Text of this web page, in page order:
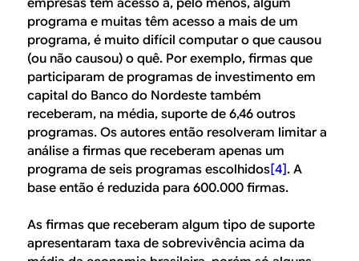
programa e muitas têm acesso a mais de um
programa, é muito difícil computar o que causou
(ou não causou) o quê. Por exemplo, firmas que
participaram de programas de investimento em
capital do Banco do Nordeste também
receberam, na média, suporte de 6,46 outros
programas. Os autores então resolveram limitar a
análise a firmas que receberam apenas um
programa de seis programas escolhidos[4]. A
base então é reduzida para 600.000 firmas.
As firmas que receberam algum tipo de suporte
apresentaram taxa de sobrevivência acima da